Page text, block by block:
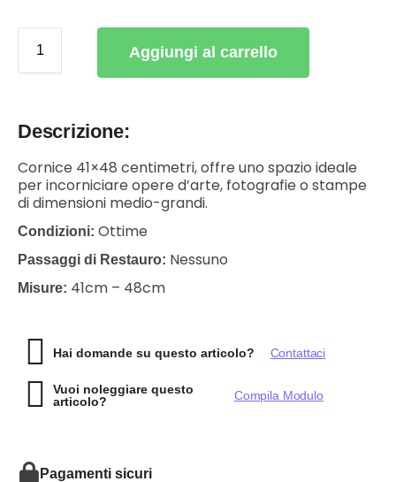
Aggiungi al carrello
Descrizione:
Cornice 41×48 centimetri, offre uno spazio ideale
per incorniciare opere d’arte, fotografie o stampe
di dimensioni medio-grandi.
Condizioni: Ottime
Passaggi di Restauro: Nessuno
Misure: 41cm – 48cm
Hai domande su questo articolo? Contattaci
Vuoi noleggiare questo
articolo?
Compila Modulo
Pagamenti sicuri